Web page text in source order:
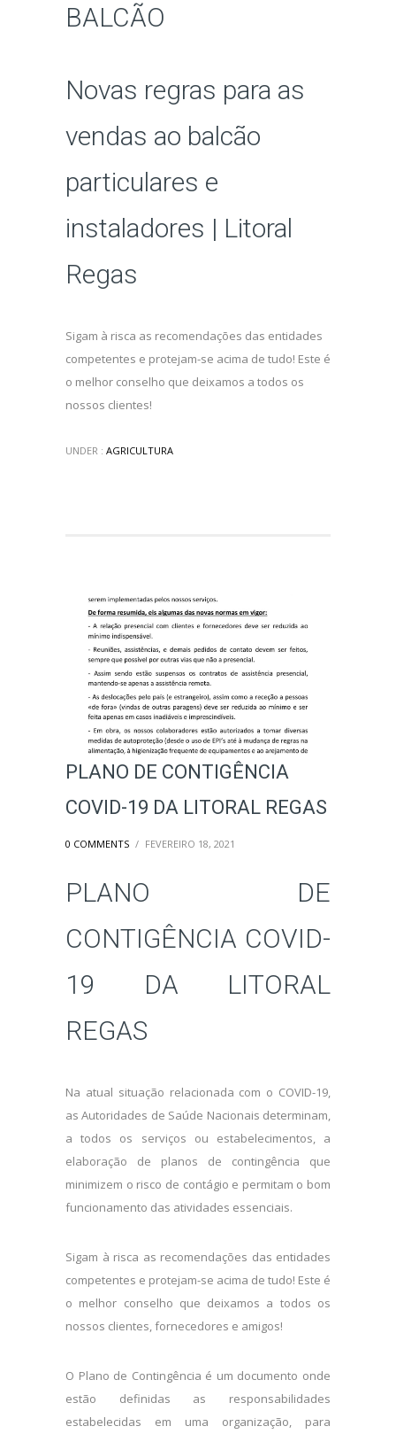
BALCÃO
Novas regras para as
vendas ao balcão
particulares e
instaladores | Litoral
Regas
Sigam à risca as recomendações das entidades
competentes e protejam-se acima de tudo! Este é
o melhor conselho que deixamos a todos os
nossos clientes!
UNDER : AGRICULTURA
PLANO DE CONTIGÊNCIA
COVID-19 DA LITORAL REGAS
0 COMMENTS / FEVEREIRO 18, 2021
PLANO DE
CONTIGÊNCIA COVID-
19 DA LITORAL
REGAS
Na atual situação relacionada com o COVID-19,
as Autoridades de Saúde Nacionais determinam,
a todos os serviços ou estabelecimentos, a
elaboração de planos de contingência que
minimizem o risco de contágio e permitam o bom
funcionamento das atividades essenciais.
Sigam à risca as recomendações das entidades
competentes e protejam-se acima de tudo! Este é
o melhor conselho que deixamos a todos os
nossos clientes, fornecedores e amigos!
O Plano de Contingência é um documento onde
estão definidas as responsabilidades
estabelecidas em uma organização, para